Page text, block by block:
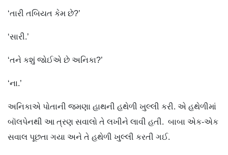
‘તારી તબિયત કેમ છે?’
‘સારી.’
‘તને કશું જોઈએ છે અનિકા?’
‘ના.’
અનિકાએ પોતાની જમણા હાથની હથેળી ખુલ્લી કરી. એ હથેળીમાં
બૉલપેનથી આ ત્રણ સવાલો તે લખીને લાવી હતી. બાબા એક-એક
સવાલ પૂછતા ગયા અને તે હથેળી ખુલ્લી કરતી ગઈ.